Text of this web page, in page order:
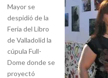
Mayor se
despidió de la
Feria del Libro
de Valladolid la
cúpula Full-
Dome donde se
proyectó